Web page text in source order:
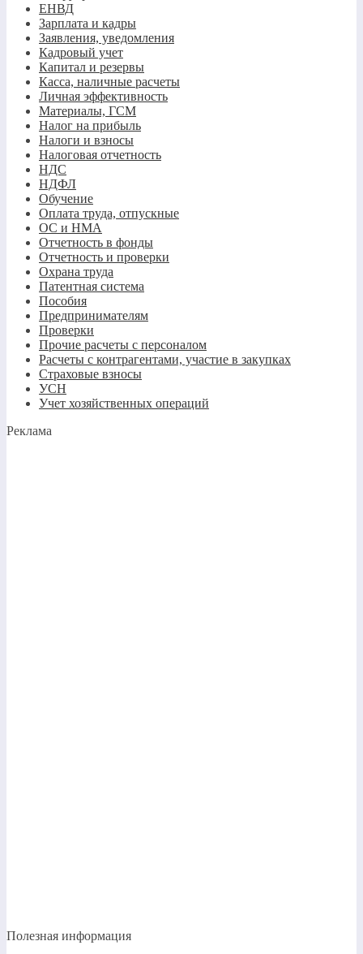
ЕНВД
Зарплата и кадры
Заявления, уведомления
Кадровый учет
Капитал и резервы
Касса, наличные расчеты
Личная эффективность
Материалы, ГСМ
Налог на прибыль
Налоги и взносы
Налоговая отчетность
НДС
НДФЛ
Обучение
Оплата труда, отпускные
ОС и НМА
Отчетность в фонды
Отчетность и проверки
Охрана труда
Патентная система
Пособия
Предпринимателям
Проверки
Прочие расчеты с персоналом
Расчеты с контрагентами, участие в закупках
Страховые взносы
УСН
Учет хозяйственных операций
Реклама
Полезная информация